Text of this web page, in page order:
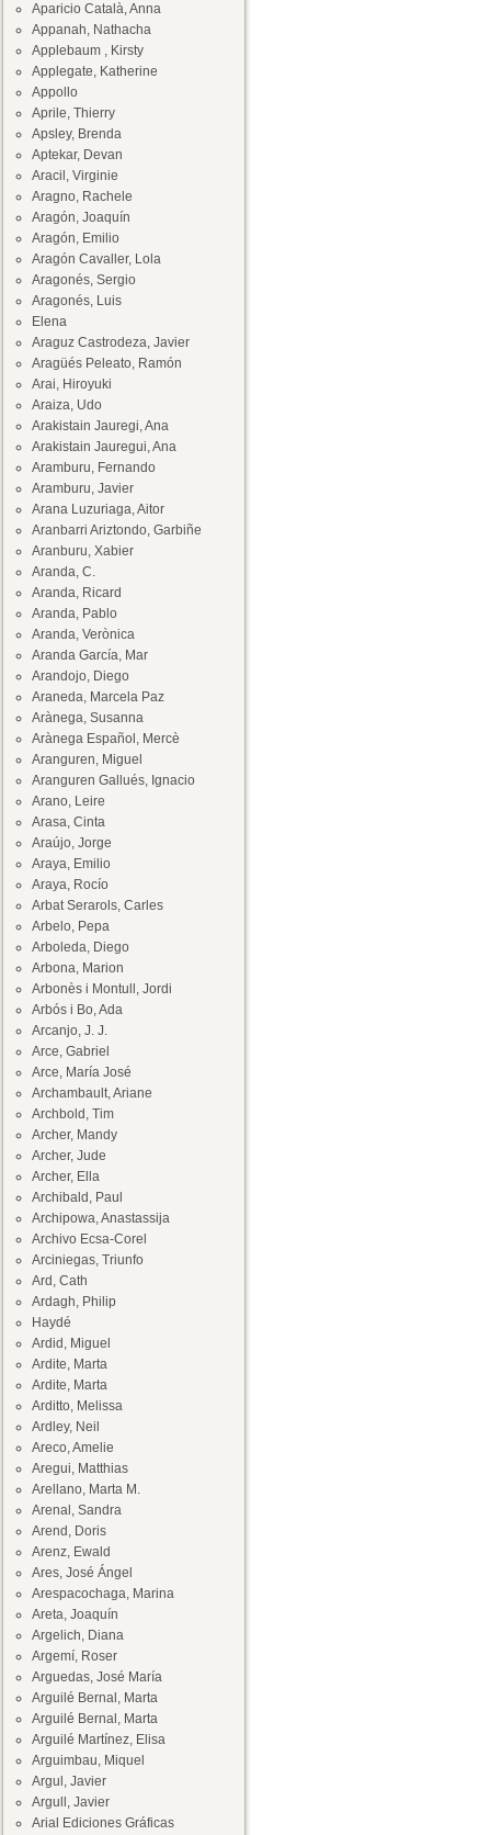
Aparicio Català, Anna
Appanah, Nathacha
Applebaum , Kirsty
Applegate, Katherine
Appollo
Aprile, Thierry
Apsley, Brenda
Aptekar, Devan
Aracil, Virginie
Aragno, Rachele
Aragón, Joaquín
Aragón, Emilio
Aragón Cavaller, Lola
Aragonés, Sergio
Aragonés, Luis
Elena
Araguz Castrodeza, Javier
Aragüés Peleato, Ramón
Arai, Hiroyuki
Araiza, Udo
Arakistain Jauregi, Ana
Arakistain Jauregui, Ana
Aramburu, Fernando
Aramburu, Javier
Arana Luzuriaga, Aitor
Aranbarri Ariztondo, Garbiñe
Aranburu, Xabier
Aranda, C.
Aranda, Ricard
Aranda, Pablo
Aranda, Verònica
Aranda García, Mar
Arandojo, Diego
Araneda, Marcela Paz
Arànega, Susanna
Arànega Español, Mercè
Aranguren, Miguel
Aranguren Gallués, Ignacio
Arano, Leire
Arasa, Cinta
Araújo, Jorge
Araya, Emilio
Araya, Rocío
Arbat Serarols, Carles
Arbelo, Pepa
Arboleda, Diego
Arbona, Marion
Arbonès i Montull, Jordi
Arbós i Bo, Ada
Arcanjo, J. J.
Arce, Gabriel
Arce, María José
Archambault, Ariane
Archbold, Tim
Archer, Mandy
Archer, Jude
Archer, Ella
Archibald, Paul
Archipowa, Anastassija
Archivo Ecsa-Corel
Arciniegas, Triunfo
Ard, Cath
Ardagh, Philip
Haydé
Ardid, Miguel
Ardite, Marta
Ardite, Marta
Arditto, Melissa
Ardley, Neil
Areco, Amelie
Aregui, Matthias
Arellano, Marta M.
Arenal, Sandra
Arend, Doris
Arenz, Ewald
Ares, José Ángel
Arespacochaga, Marina
Areta, Joaquín
Argelich, Diana
Argemí, Roser
Arguedas, José María
Arguilé Bernal, Marta
Arguilé Bernal, Marta
Arguilé Martínez, Elisa
Arguimbau, Miquel
Argul, Javier
Argull, Javier
Arial Ediciones Gráficas